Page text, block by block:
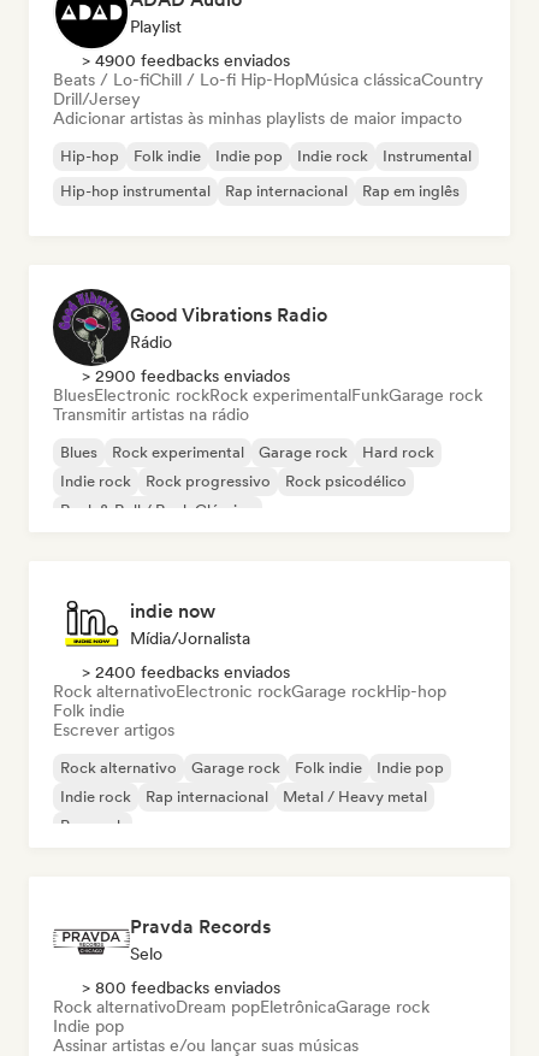
Playlist
> 4900 feedbacks enviados
Beats / Lo-fiChill / Lo-fi Hip-HopMúsica clássicaCountry
Drill/Jersey
Adicionar artistas às minhas playlists de maior impacto
Hip-hop Folk indie Indie pop Indie rock
Instrumental
Hip-hop instrumental
Rap internacional Rap em inglês
Good Vibrations Radio
Rádio
> 2900 feedbacks enviados
BluesElectronic rockRock experimentalFunkGarage rock
Transmitir artistas na rádio
Blues Rock experimental Garage rock
Hard rock
Indie rock
Rock progressivo
Rock psicodélico
Rock & Roll / Rock Clássico
indie now
Mídia/Jornalista
> 2400 feedbacks enviados
Rock alternativoElectronic rockGarage rockHip-hop
Folk indie
Escrever artigos
Rock alternativo Garage rock Folk indie
Indie pop
Indie rock
Rap internacional
Metal / Heavy metal
Pop rock
Pravda Records
Selo
> 800 feedbacks enviados
Rock alternativoDream popEletrônicaGarage rock
Indie pop
Assinar artistas e/ou lançar suas músicas